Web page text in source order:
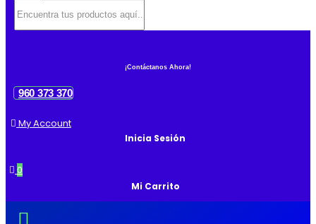
¡Contáctanos Ahora!
960 373 370
My Account
Inicia Sesión
0
Mi Carrito